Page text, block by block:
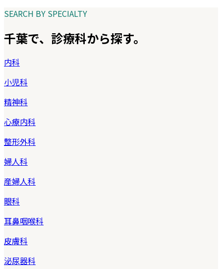
SEARCH BY SPECIALTY
千葉で、診療科から探す。
内科
小児科
精神科
心療内科
整形外科
婦人科
産婦人科
眼科
耳鼻咽喉科
皮膚科
泌尿器科